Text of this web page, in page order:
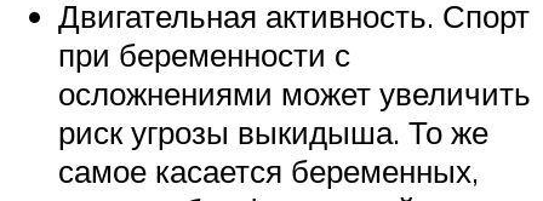
Двигательная активность. Спорт
при беременности с
осложнениями может увеличить
риск угрозы выкидыша. То же
самое касается беременных,